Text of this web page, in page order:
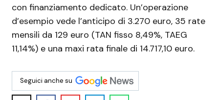
con finanziamento dedicato. Un’operazione
d’esempio vede l’anticipo di 3.270 euro, 35 rate
mensili da 129 euro (TAN fisso 8,49%, TAEG
11,14%) e una maxi rata finale di 14.717,10 euro.
Seguici anche su